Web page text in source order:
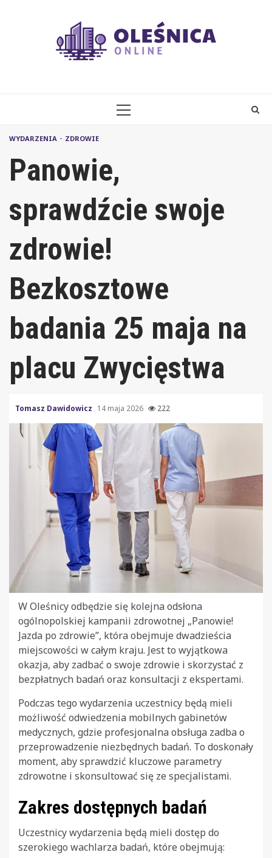
PRIMARY
WYDARZENIA ZDROWIE
Panowie,
sprawdźcie swoje
zdrowie!
Bezkosztowe
badania 25 maja na
placu Zwycięstwa
Tomasz Dawidowicz 14 maja 2026 222
W Oleśnicy odbędzie się kolejna odsłona
ogólnopolskiej kampanii zdrowotnej „Panowie!
Jazda po zdrowie”, która obejmuje dwadzieścia
miejscowości w całym kraju. Jest to wyjątkowa
okazja, aby zadbać o swoje zdrowie i skorzystać z
bezpłatnych badań oraz konsultacji z ekspertami.
Podczas tego wydarzenia uczestnicy będą mieli
możliwość odwiedzenia mobilnych gabinetów
medycznych, gdzie profesjonalna obsługa zadba o
przeprowadzenie niezbędnych badań. To doskonały
moment, aby sprawdzić kluczowe parametry
zdrowotne i skonsultować się ze specjalistami.
Zakres dostępnych badań
Uczestnicy wydarzenia będą mieli dostęp do
szerokiego wachlarza badań, które obejmują: